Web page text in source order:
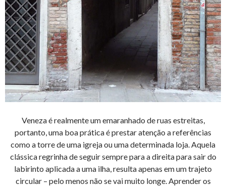
Veneza é realmente um emaranhado de ruas estreitas,
portanto, uma boa prática é prestar atenção a referências
como a torre de uma igreja ou uma determinada loja. Aquela
clássica regrinha de seguir sempre para a direita para sair do
labirinto aplicada a uma ilha, resulta apenas em um trajeto
circular – pelo menos não se vai muito longe. Aprender os